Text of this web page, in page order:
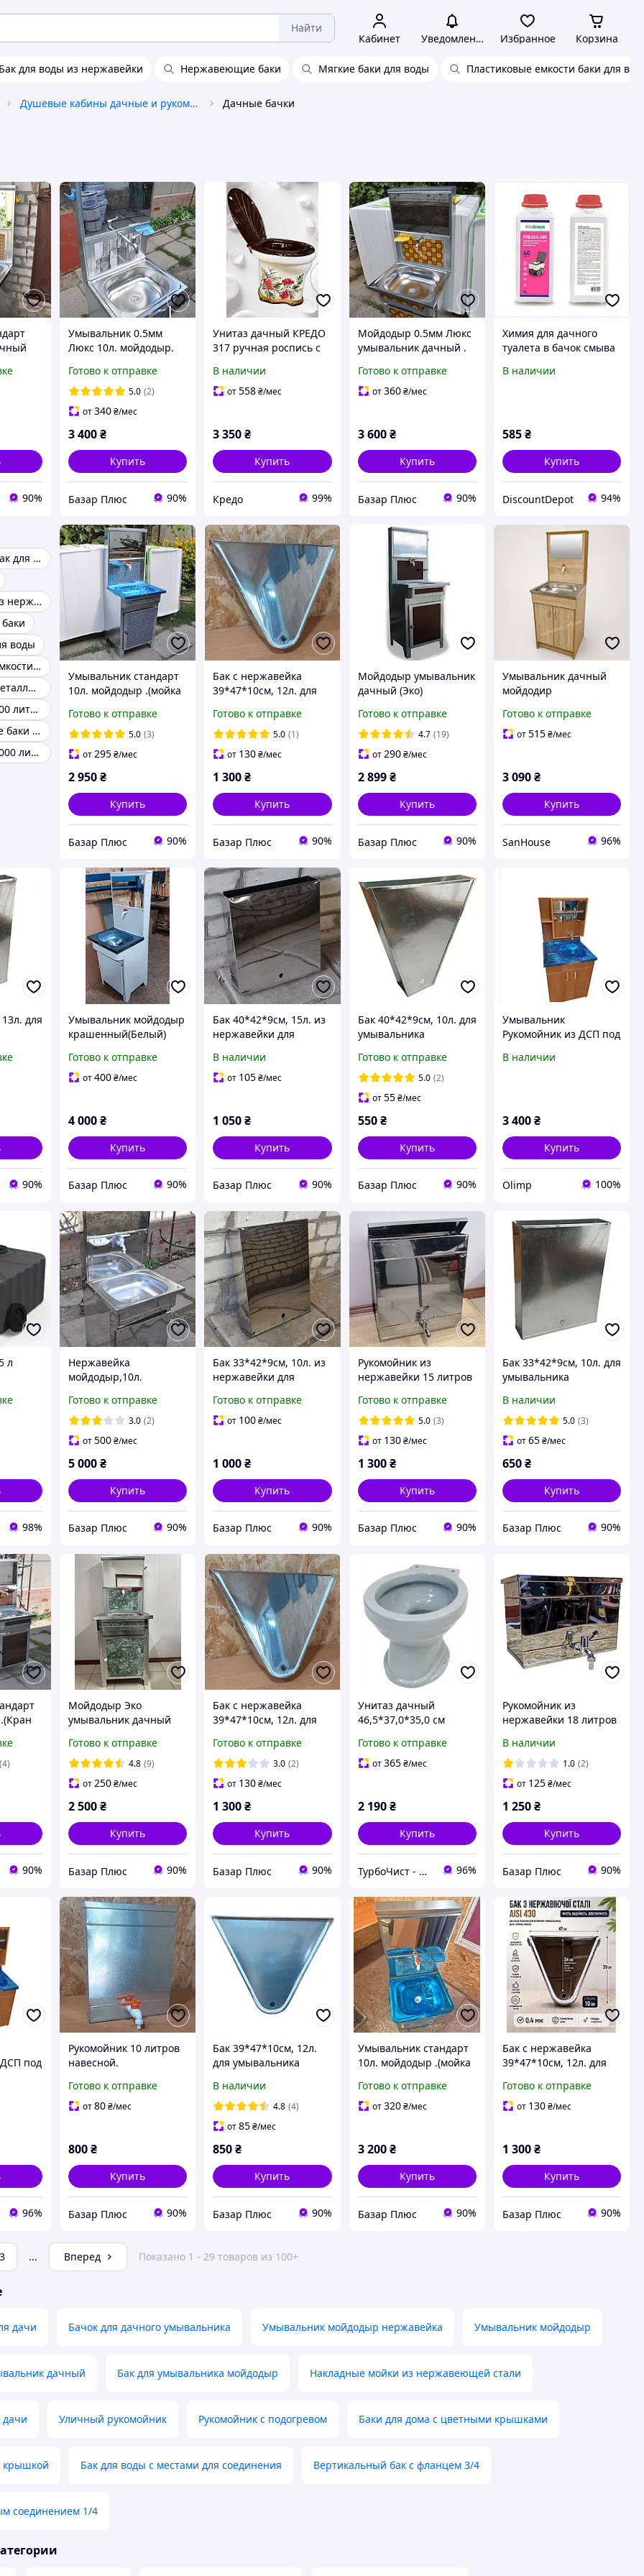
Найти
Кабинет Уведомления Избранное Корзина
Бак для воды из нержавейки Нержавеющие баки Мягкие баки для воды Пластиковые емкости баки для
Душевые кабины дачные и рукомойники Дачные бачки
90%
Умывальник 0.5мм
Люкс 10л. мойдодыр.
Готово к отправке
5.0 (2)
от340₴/мес
3 400₴
Купить
Базар Плюс 90%
Унитаз дачный КРЕДО
317 ручная роспись с
В наличии
от558₴/мес
3 350₴
Купить
Кредо 99%
Мойдодыр 0.5мм Люкс
умывальник дачный .
Готово к отправке
от360 ₴/мес
3 600 ₴
Купить
Базар Плюс 90%
Химия для дачного
туалета в бачок смыва
8T15759A2A
В наличии
585₴
Купить
DiscountDepot 94%
Пластиковый бак для воды
Бак для воды из нержавейки
воды
Пластиковые емкости баки для воды 100 литров
Бак для воды металлический
Бак для воды 500 литров
Прямоугольные баки для воды
Бак для воды 1000 литров
Умывальник стандарт
10л. мойдодыр .(мойка
Готово к отправке
5.0 (3)
от295₴/мес
2 950₴
Купить
Базар Плюс 90%
Бак с нержавейка
39*47*10см, 12л. для
мойдодыр.
Готово к отправке
5.0 (1)
от 130₴/мес
1 300₴
Купить
Базар Плюс 90%
Мойдодыр умывальник
дачный (Эко)
Готово к отправке
4.7 (19)
от290 ₴/мес
2 899 ₴
Купить
Базар Плюс 90%
Умывальник дачный
мойдодир
Готово к отправке
от515₴/мес
3 090₴
Купить
SanHouse 96%
для
90%
Умывальник мойдодыр
крашенный(Белый)
Готово к отправке
от400₴/мес
4 000₴
Купить
Базар Плюс 90%
Бак 40*42*9см, 15л. из
нержавейки для
мойдодыр.
В наличии
от 105₴/мес
1 050₴
Купить
Базар Плюс 90%
Бак 40*42*9см, 10л. для
умывальника
Готово к отправке
5.0 (2)
от55 ₴/мес
550 ₴
Купить
Базар Плюс 90%
Умывальник
Рукомойник из ДСП под
В наличии
3 400₴
Купить
Olimp 100%
л
98%
Нержавейка
мойдодыр,10л.
нержавейка)
Готово к отправке
3.0 (2)
от500₴/мес
5 000₴
Купить
Базар Плюс 90%
Бак 33*42*9см, 10л. из
нержавейки для
мойдодыр.
Готово к отправке
от 100₴/мес
1 000₴
Купить
Базар Плюс 90%
Рукомойник из
нержавейки 15 литров
Готово к отправке
5.0 (3)
от 130 ₴/мес
1 300 ₴
Купить
Базар Плюс 90%
Бак 33*42*9см, 10л. для
умывальника
В наличии
5.0 (3)
от65₴/мес
650₴
Купить
Базар Плюс 90%
(4)
90%
Мойдодыр Эко
умывальник дачный
Готово к отправке
4.8 (9)
от250₴/мес
2 500₴
Купить
Базар Плюс 90%
Бак с нержавейка
39*47*10см, 12л. для
мойдодыр.
Готово к отправке
3.0 (2)
от 130₴/мес
1 300₴
Купить
Базар Плюс 90%
Унитаз дачный
46,5*37,0*35,0 см
grey (А0057420)
Готово к отправке
от365 ₴/мес
2 190 ₴
Купить
ТурбоЧист - магазин сантехники 96%
Рукомойник из
нержавейки 18 литров
В наличии
1.0 (2)
от 125₴/мес
1 250₴
Купить
Базар Плюс 90%
под
96%
Рукомойник 10 литров
навесной.
Готово к отправке
от80₴/мес
800₴
Купить
Базар Плюс 90%
Бак 39*47*10см, 12л.
для умывальника
В наличии
4.8 (4)
от85₴/мес
850₴
Купить
Базар Плюс 90%
Умывальник стандарт
10л. мойдодыр .(мойка
закругленная)
Готово к отправке
от320 ₴/мес
3 200 ₴
Купить
Базар Плюс 90%
Бак с нержавейка
39*47*10см, 12л. для
мойдодыр.
Готово к отправке
от 130₴/мес
1 300₴
Купить
Базар Плюс 90%
3 ... Вперед Показано 1 - 29 товаров из 100+
дачи Бачок для дачного умывальника Умывальник мойдодыр нержавейка Умывальник мойдодыр
дачный Бак для умывальника мойдодыр Накладные мойки из нержавеющей стали
Уличный рукомойник Рукомойник с подогревом Баки для дома с цветными крышками
крышкой Бак для воды с местами для соединения Вертикальный бак с фланцем 3/4
соединением 1/4